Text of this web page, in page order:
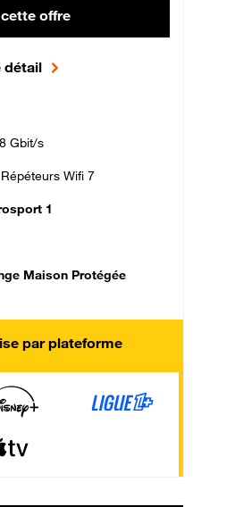
offre
détail
Gbit/s
Wifi 7
1
Maison Protégée
par plateforme